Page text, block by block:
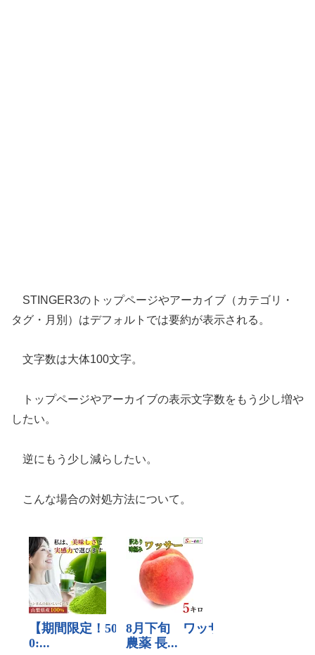
STINGER3のトップページやアーカイブ（カテゴリ・
タグ・月別）はデフォルトでは要約が表示される。
文字数は大体100文字。
トップページやアーカイブの表示文字数をもう少し増や
したい。
逆にもう少し減らしたい。
こんな場合の対処方法について。